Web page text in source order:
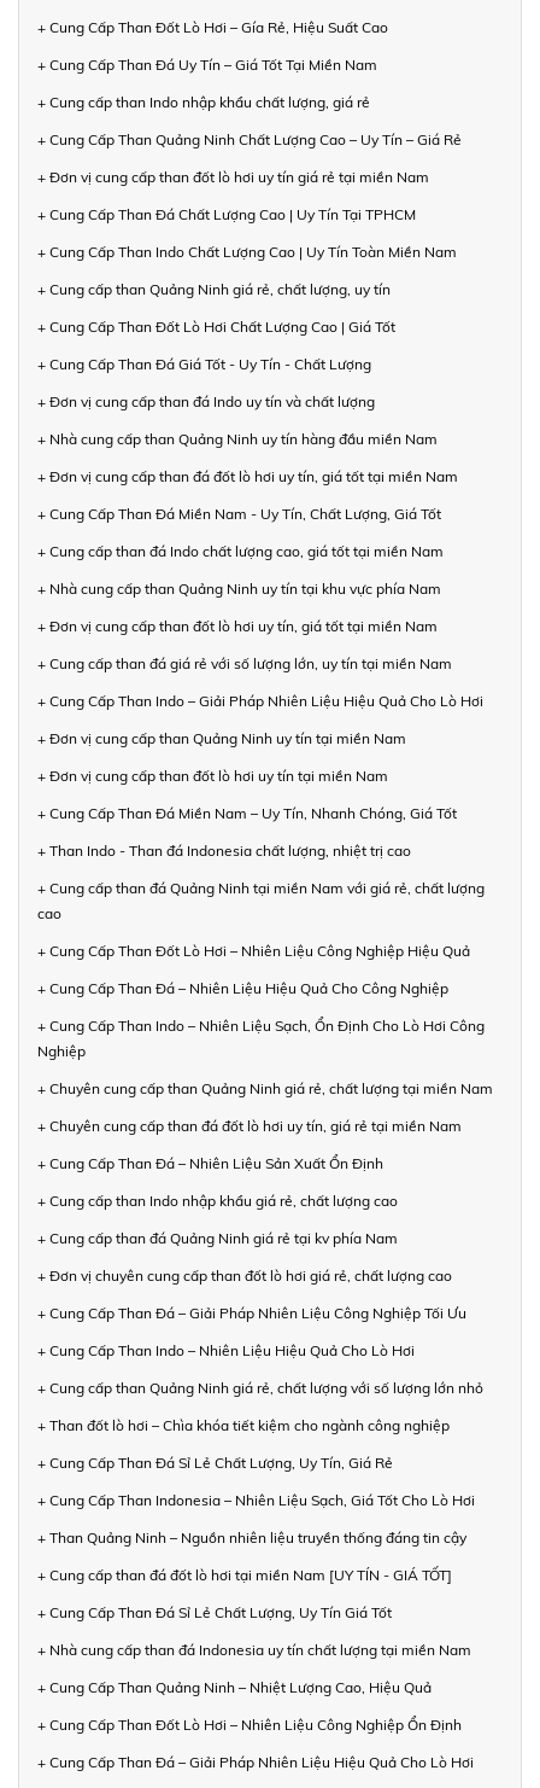
+ Cung Cấp Than Đốt Lò Hơi – Gía Rẻ, Hiệu Suất Cao
+ Cung Cấp Than Đá Uy Tín – Giá Tốt Tại Miền Nam
+ Cung cấp than Indo nhập khẩu chất lượng, giá rẻ
+ Cung Cấp Than Quảng Ninh Chất Lượng Cao – Uy Tín – Giá Rẻ
+ Đơn vị cung cấp than đốt lò hơi uy tín giá rẻ tại miền Nam
+ Cung Cấp Than Đá Chất Lượng Cao | Uy Tín Tại TPHCM
+ Cung Cấp Than Indo Chất Lượng Cao | Uy Tín Toàn Miền Nam
+ Cung cấp than Quảng Ninh giá rẻ, chất lượng, uy tín
+ Cung Cấp Than Đốt Lò Hơi Chất Lượng Cao | Giá Tốt
+ Cung Cấp Than Đá Giá Tốt - Uy Tín - Chất Lượng
+ Đơn vị cung cấp than đá Indo uy tín và chất lượng
+ Nhà cung cấp than Quảng Ninh uy tín hàng đầu miền Nam
+ Đơn vị cung cấp than đá đốt lò hơi uy tín, giá tốt tại miền Nam
+ Cung Cấp Than Đá Miền Nam - Uy Tín, Chất Lượng, Giá Tốt
+ Cung cấp than đá Indo chất lượng cao, giá tốt tại miền Nam
+ Nhà cung cấp than Quảng Ninh uy tín tại khu vực phía Nam
+ Đơn vị cung cấp than đốt lò hơi uy tín, giá tốt tại miền Nam
+ Cung cấp than đá giá rẻ với số lượng lớn, uy tín tại miền Nam
+ Cung Cấp Than Indo – Giải Pháp Nhiên Liệu Hiệu Quả Cho Lò Hơi
+ Đơn vị cung cấp than Quảng Ninh uy tín tại miền Nam
+ Đơn vị cung cấp than đốt lò hơi uy tín tại miền Nam
+ Cung Cấp Than Đá Miền Nam – Uy Tín, Nhanh Chóng, Giá Tốt
+ Than Indo - Than đá Indonesia chất lượng, nhiệt trị cao
+ Cung cấp than đá Quảng Ninh tại miền Nam với giá rẻ, chất lượng
cao
+ Cung Cấp Than Đốt Lò Hơi – Nhiên Liệu Công Nghiệp Hiệu Quả
+ Cung Cấp Than Đá – Nhiên Liệu Hiệu Quả Cho Công Nghiệp
+ Cung Cấp Than Indo – Nhiên Liệu Sạch, Ổn Định Cho Lò Hơi Công
Nghiệp
+ Chuyên cung cấp than Quảng Ninh giá rẻ, chất lượng tại miền Nam
+ Chuyên cung cấp than đá đốt lò hơi uy tín, giá rẻ tại miền Nam
+ Cung Cấp Than Đá – Nhiên Liệu Sản Xuất Ổn Định
+ Cung cấp than Indo nhập khẩu giá rẻ, chất lượng cao
+ Cung cấp than đá Quảng Ninh giá rẻ tại kv phía Nam
+ Đơn vị chuyên cung cấp than đốt lò hơi giá rẻ, chất lượng cao
+ Cung Cấp Than Đá – Giải Pháp Nhiên Liệu Công Nghiệp Tối Ưu
+ Cung Cấp Than Indo – Nhiên Liệu Hiệu Quả Cho Lò Hơi
+ Cung cấp than Quảng Ninh giá rẻ, chất lượng với số lượng lớn nhỏ
+ Than đốt lò hơi – Chìa khóa tiết kiệm cho ngành công nghiệp
+ Cung Cấp Than Đá Sỉ Lẻ Chất Lượng, Uy Tín, Giá Rẻ
+ Cung Cấp Than Indonesia – Nhiên Liệu Sạch, Giá Tốt Cho Lò Hơi
+ Than Quảng Ninh – Nguồn nhiên liệu truyền thống đáng tin cậy
+ Cung cấp than đá đốt lò hơi tại miền Nam [UY TÍN - GIÁ TỐT]
+ Cung Cấp Than Đá Sỉ Lẻ Chất Lượng, Uy Tín Giá Tốt
+ Nhà cung cấp than đá Indonesia uy tín chất lượng tại miền Nam
+ Cung Cấp Than Quảng Ninh – Nhiệt Lượng Cao, Hiệu Quả
+ Cung Cấp Than Đốt Lò Hơi – Nhiên Liệu Công Nghiệp Ổn Định
+ Cung Cấp Than Đá – Giải Pháp Nhiên Liệu Hiệu Quả Cho Lò Hơi